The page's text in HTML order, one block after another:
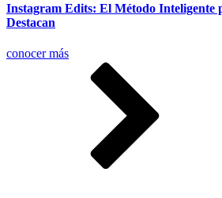
Instagram Edits: El Método Inteligente
Destacan
conocer más